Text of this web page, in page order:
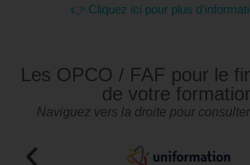
👉 Cliquez ici pour plus
Les OPCO / FAF pour le
de votre
Naviguez vers la droite pour